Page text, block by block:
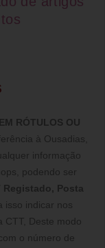
RÓTULOS OU
à Ousadias,
informação
podendo ser
Registado, Posta
isso indicar nos
CTT, Deste modo
o número de